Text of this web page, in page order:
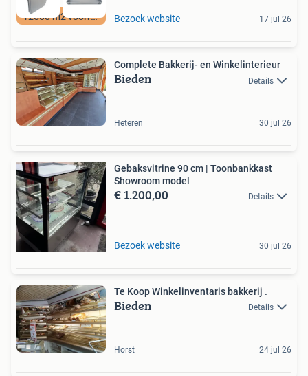
12500 m2 voorraad Bezoek website 17 jul 26
Complete Bakkerij- en Winkelinterieur
Bieden Details
Heteren 30 jul 26
Gebaksvitrine 90 cm | Toonbankkast
Showroom model
€ 1.200,00 Details
Bezoek website 30 jul 26
Te Koop Winkelinventaris bakkerij .
Bieden Details
Horst 24 jul 26